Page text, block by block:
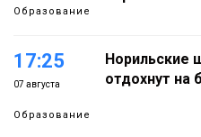
Образование
17:25
07 августа
Образование
Норильские
отдохнут на